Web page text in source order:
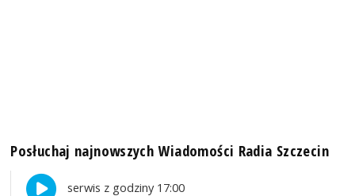
Posłuchaj najnowszych Wiadomości Radia Szczecin
serwis z godziny 17:00